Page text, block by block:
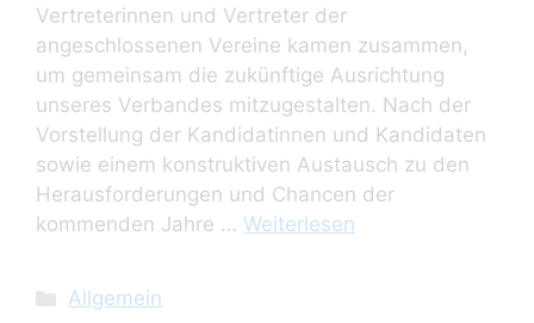
Vertreterinnen und Vertreter der
angeschlossenen Vereine kamen zusammen,
um gemeinsam die zukünftige Ausrichtung
unseres Verbandes mitzugestalten. Nach der
Vorstellung der Kandidatinnen und Kandidaten
sowie einem konstruktiven Austausch zu den
Herausforderungen und Chancen der
kommenden Jahre … Weiterlesen
Kategorien
Allgemein